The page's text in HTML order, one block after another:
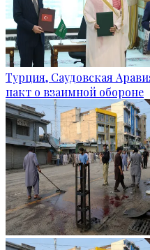
Турция, Саудовская
пакт о взаимной обороне